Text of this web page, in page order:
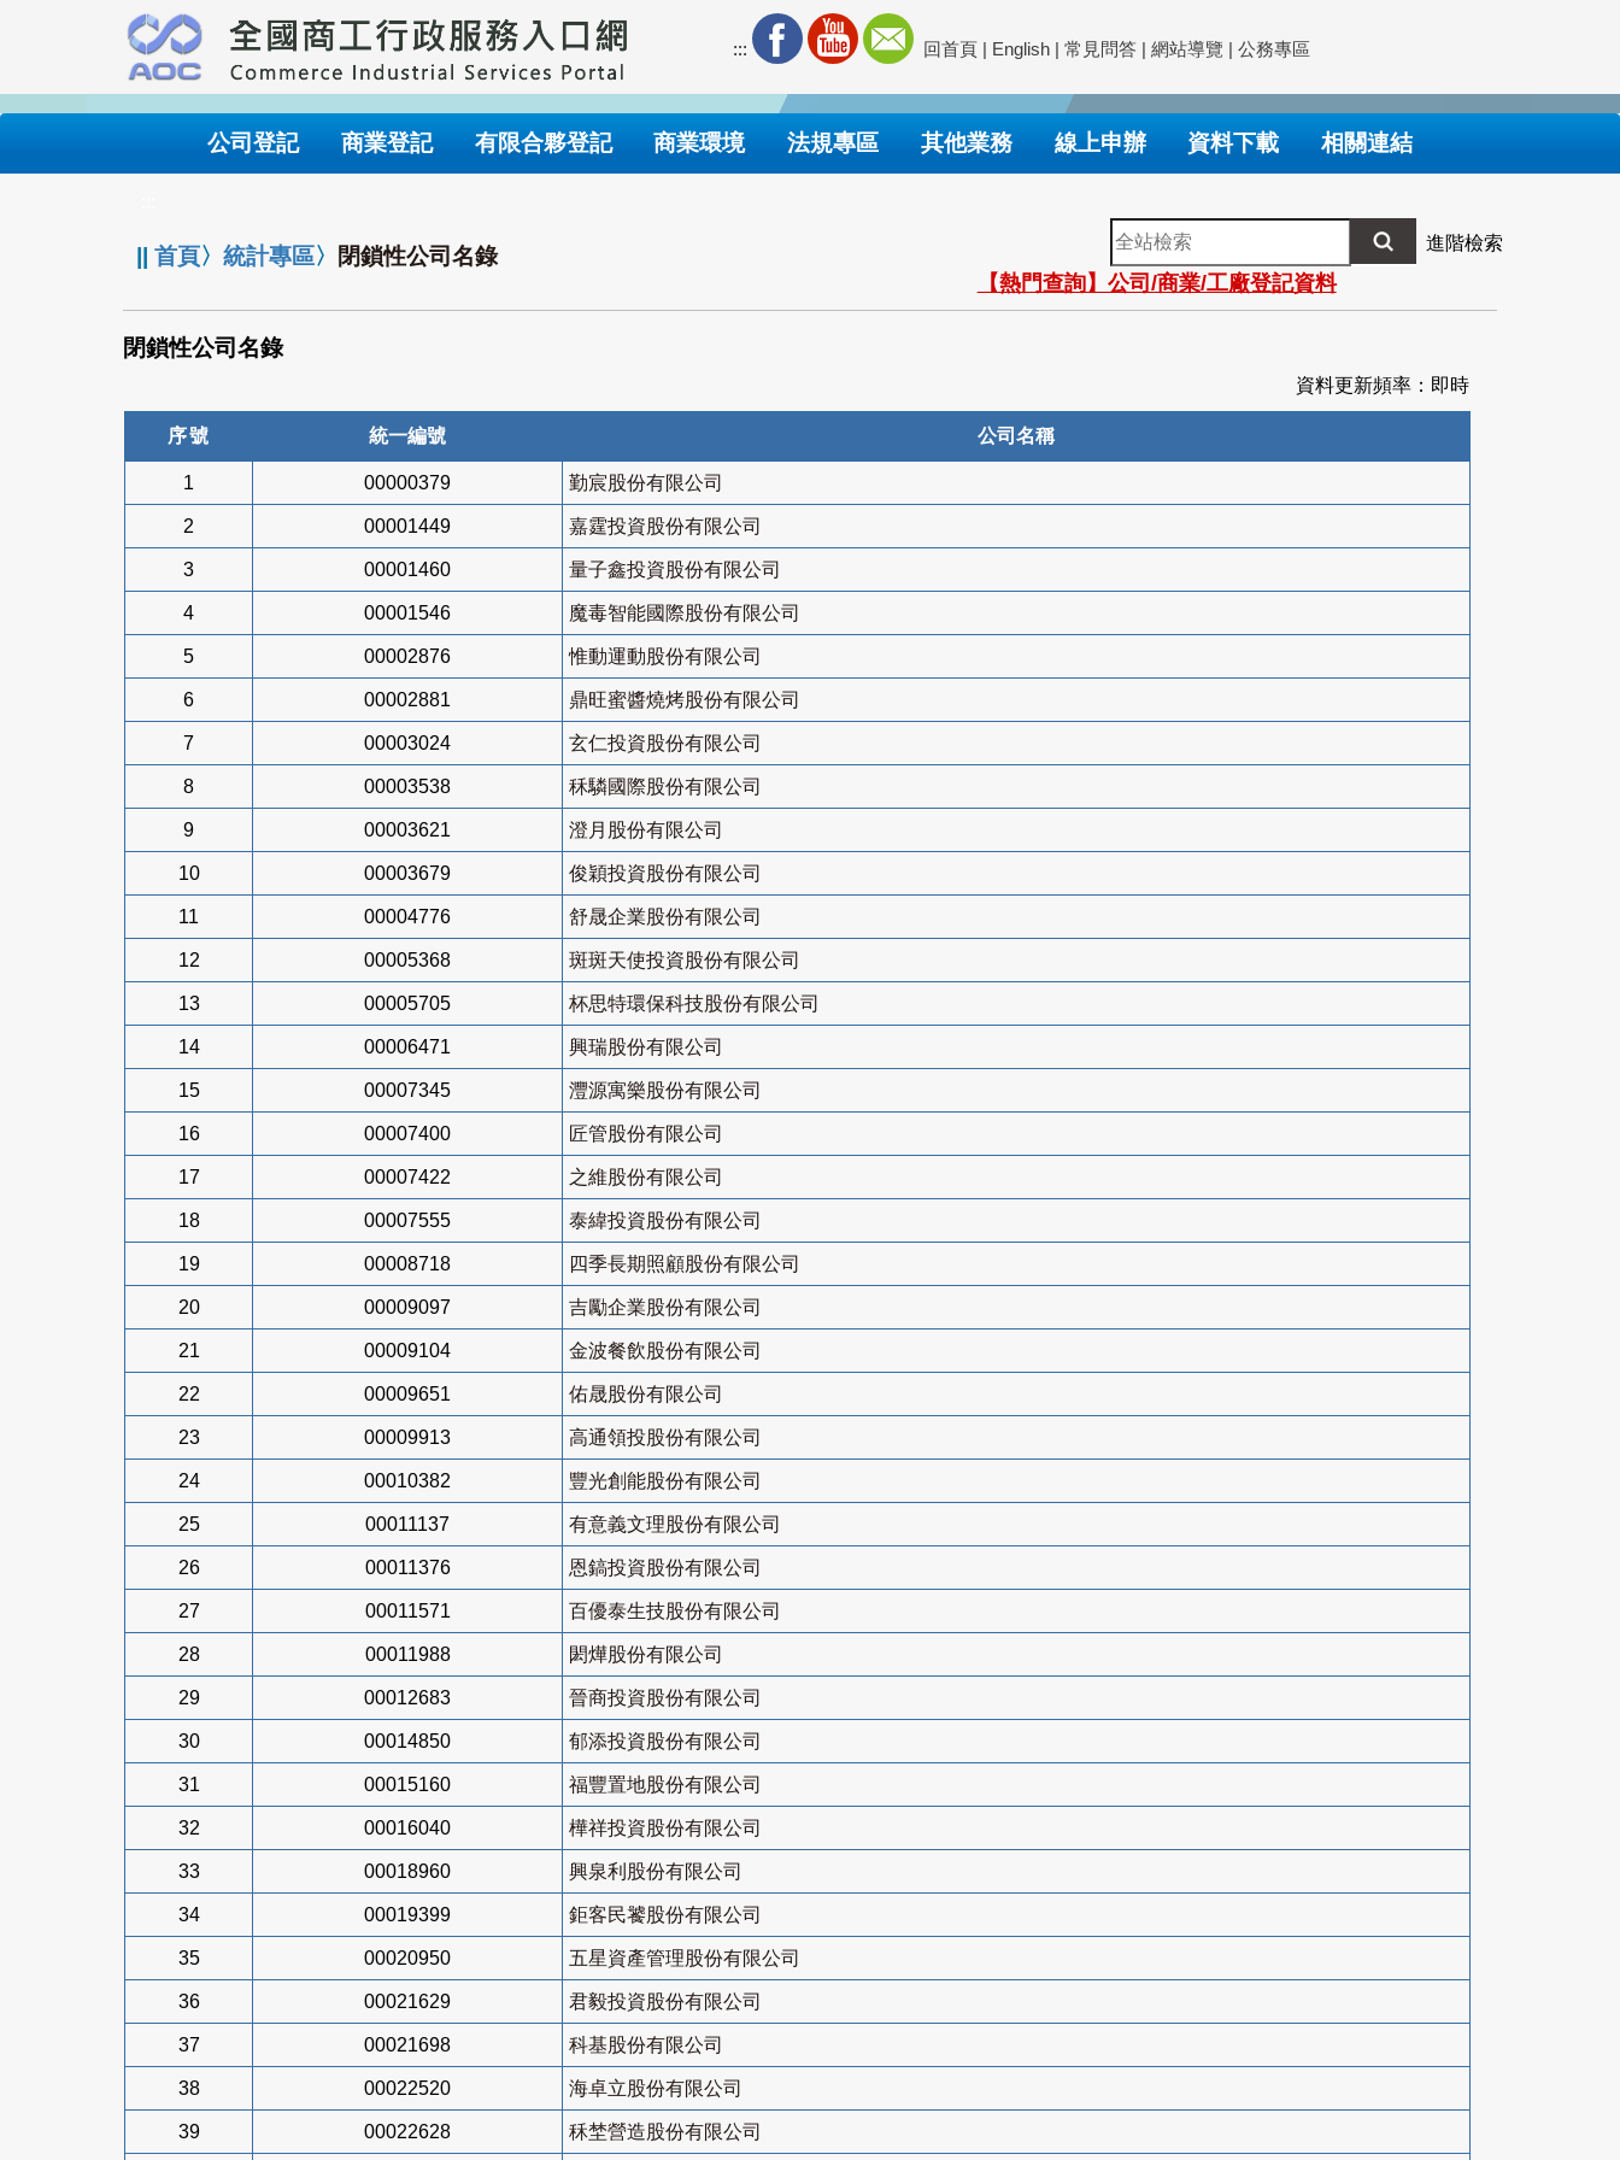
要
內
::: 回首頁 | English | 常見問答 | 網站導覽 | 公務專區
公司登記 商業登記 有限合夥登記 商業環境 法規專區 其他業務 線上申辦 資料下載 相關連結
||首頁〉統計專區〉 閉鎖性公司名錄
全
站
檢
索
進階檢索
【熱門查詢】公司/商業/工廠登記資料
閉鎖性公司名錄
資料更新頻率：即時
序號 統一編號 公司名稱
1 00000379 勤宸股份有限公司
2 00001449 嘉霆投資股份有限公司
3 00001460 量子鑫投資股份有限公司
4 00001546 魔毒智能國際股份有限公司
5 00002876 惟動運動股份有限公司
6 00002881 鼎旺蜜醬燒烤股份有限公司
7 00003024 玄仁投資股份有限公司
8 00003538 秝驎國際股份有限公司
9 00003621 澄月股份有限公司
10 00003679 俊穎投資股份有限公司
11 00004776 舒晟企業股份有限公司
12 00005368 斑斑天使投資股份有限公司
13 00005705 杯思特環保科技股份有限公司
14 00006471 興瑞股份有限公司
15 00007345 灃源寓樂股份有限公司
16 00007400 匠管股份有限公司
17 00007422 之維股份有限公司
18 00007555 泰緯投資股份有限公司
19 00008718 四季長期照顧股份有限公司
20 00009097 吉勵企業股份有限公司
21 00009104 金波餐飲股份有限公司
22 00009651 佑晟股份有限公司
23 00009913 高通領投股份有限公司
24 00010382 豐光創能股份有限公司
25 00011137 有意義文理股份有限公司
26 00011376 恩鎬投資股份有限公司
27 00011571 百優泰生技股份有限公司
28 00011988 閎燁股份有限公司
29 00012683 晉商投資股份有限公司
30 00014850 郁添投資股份有限公司
31 00015160 福豐置地股份有限公司
32 00016040 樺祥投資股份有限公司
33 00018960 興泉利股份有限公司
34 00019399 鉅客民饕股份有限公司
35 00020950 五星資產管理股份有限公司
36 00021629 君毅投資股份有限公司
37 00021698 科基股份有限公司
38 00022520 海卓立股份有限公司
39 00022628 秝埜營造股份有限公司